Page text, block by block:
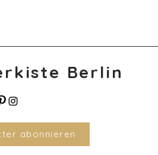
Berlin
abonnieren